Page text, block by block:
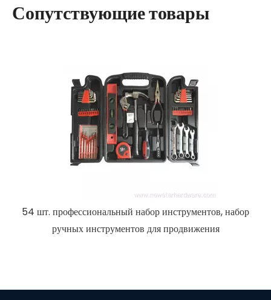
Сопутствующие товары
набор инструментов, набор
для продвижения